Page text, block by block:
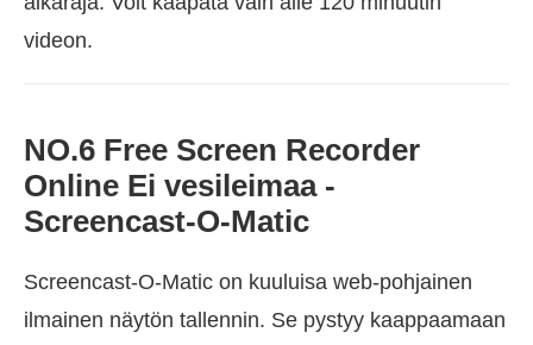
videon.
NO.6 Free Screen Recorder
Online Ei vesileimaa -
Screencast-O-Matic
Screencast-O-Matic on kuuluisa web-pohjainen
ilmainen näytön tallennin. Se pystyy kaappaamaan